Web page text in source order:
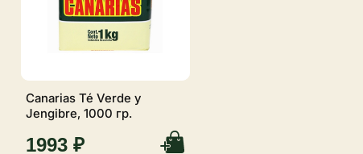
Canarias Té Verde y
Jengibre, 1000 гр.
1993 ₽